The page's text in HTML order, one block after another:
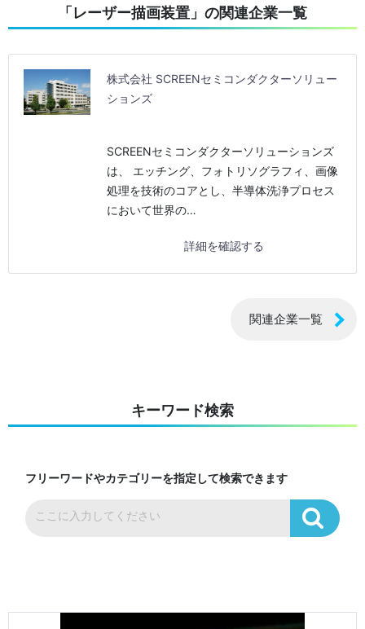
「レーザー描画装置」の関連企業一覧
株式会社 SCREENセミコンダクターソリュー
ションズ
SCREENセミコンダクターソリューションズ
は、 エッチング、フォトリソグラフィ、画像
処理を技術のコアとし、半導体洗浄プロセス
において世界の…
詳細を確認する
関連企業一覧
キーワード検索
フリーワードやカテゴリーを指定して検索できます